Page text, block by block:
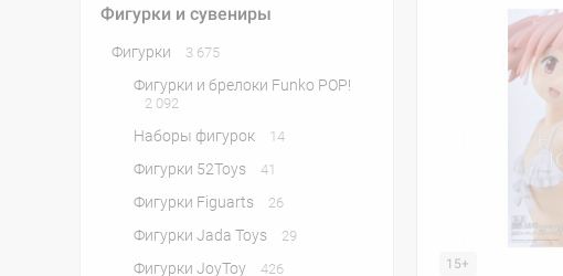
Фигурки и сувениры
Фигурки 3 675
Фигурки и брелоки Funko POP!
2 092
Наборы фигурок 14
Фигурки 52Toys 41
Фигурки Figuarts 26
Фигурки Jada Toys 29
Фигурки JoyToy 426 15+